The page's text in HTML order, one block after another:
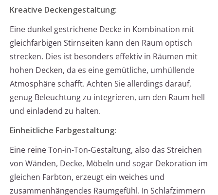
Kreative Deckengestaltung:
Eine dunkel gestrichene Decke in Kombination mit
gleichfarbigen Stirnseiten kann den Raum optisch
strecken. Dies ist besonders effektiv in Räumen mit
hohen Decken, da es eine gemütliche, umhüllende
Atmosphäre schafft. Achten Sie allerdings darauf,
genug Beleuchtung zu integrieren, um den Raum hell
und einladend zu halten.
Einheitliche Farbgestaltung:
Eine reine Ton-in-Ton-Gestaltung, also das Streichen
von Wänden, Decke, Möbeln und sogar Dekoration im
gleichen Farbton, erzeugt ein weiches und
zusammenhängendes Raumgefühl. In Schlafzimmern